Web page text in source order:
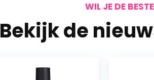
WIL JE DE
Bekijk de